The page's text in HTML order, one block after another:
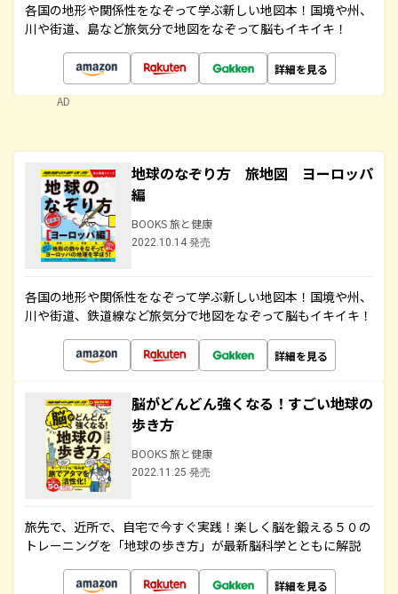
各国の地形や関係性をなぞって学ぶ新しい地図本！国境や州、
川や街道、島など旅気分で地図をなぞって脳もイキイキ！
詳細を見る
AD
地球のなぞり方 旅地図 ヨーロッパ
編
BOOKS 旅と健康
2022.10.14 発売
各国の地形や関係性をなぞって学ぶ新しい地図本！国境や州、
川や街道、鉄道線など旅気分で地図をなぞって脳もイキイキ！
詳細を見る
脳がどんどん強くなる！すごい地球の
歩き方
BOOKS 旅と健康
2022.11.25 発売
旅先で、近所で、自宅で今すぐ実践！楽しく脳を鍛える５０の
トレーニングを「地球の歩き方」が最新脳科学とともに解説
詳細を見る